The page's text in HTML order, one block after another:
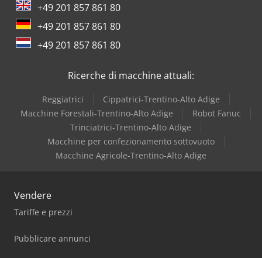
+49 201 857 861 80
+49 201 857 861 80
+49 201 857 861 80
Ricerche di macchine attuali:
Reggiatrici
Cippatrici-Trentino-Alto Adige
Macchine Forestali-Trentino-Alto Adige
Robot Fanuc
Trinciatrici-Trentino-Alto Adige
Macchine per confezionamento sottovuoto
Macchine Agricole-Trentino-Alto Adige
Vendere
Tariffe e prezzi
Pubblicare annunci